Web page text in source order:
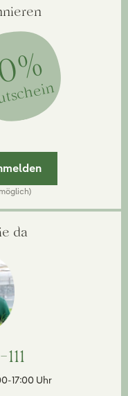
da
17:00 Uhr